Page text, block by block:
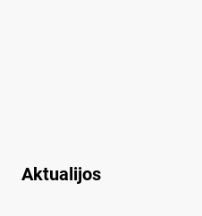
Aktualijos